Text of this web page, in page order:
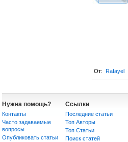
От: Rafayel
Нужна помощь?
Контакты
Часто задаваемые
вопросы
Опубликовать статьи
Ссылки
Последние статьи
Топ Авторы
Топ Статьи
Поиск статей